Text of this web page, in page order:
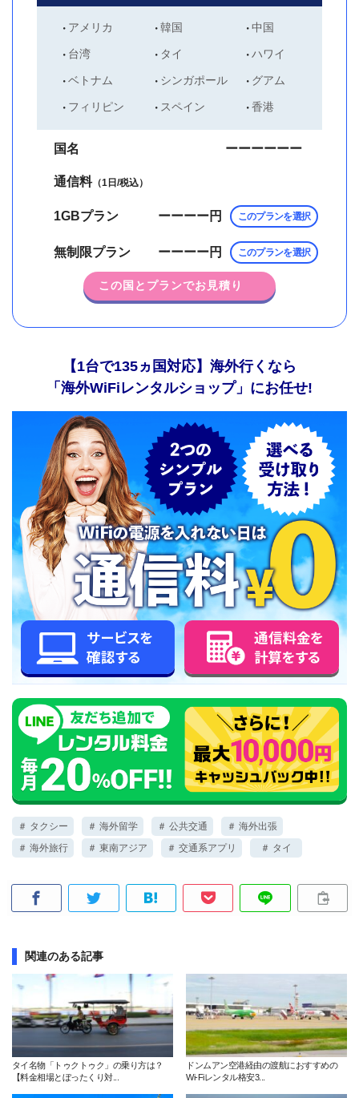
アメリカ 韓国 中国
台湾 タイ ハワイ
ベトナム シンガポール グアム
フィリピン スペイン 香港
国名 ーーーーーー
通信料（1日/税込）
1GBプラン ーーーー円 このプランを選択
無制限プラン ーーーー円 このプランを選択
この国とプランでお見積り
【1台で135ヵ国対応】海外行くなら
「海外WiFiレンタルショップ」にお任せ!
＃ タクシー ＃ 海外留学 ＃ 公共交通
＃ 海外出張
＃ 海外旅行
＃ 東南アジア ＃ 交通系アプリ ＃ タイ
関連のある記事
タイ名物「トゥクトゥク」の乗り方は？
【料金相場とぼったくり対...
ドンムアン空港経由の渡航におすすめの
Wi-Fiレンタル格安3...